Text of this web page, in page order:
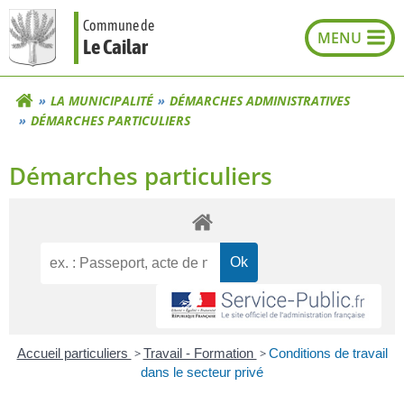
Aller
au
contenu
Commune de
Le Cailar
LA MUNICIPALITÉ
DÉMARCHES ADMINISTRATIVES
DÉMARCHES PARTICULIERS
Démarches particuliers
Accueil particuliers > Travail - Formation > Conditions de travail
dans le secteur privé